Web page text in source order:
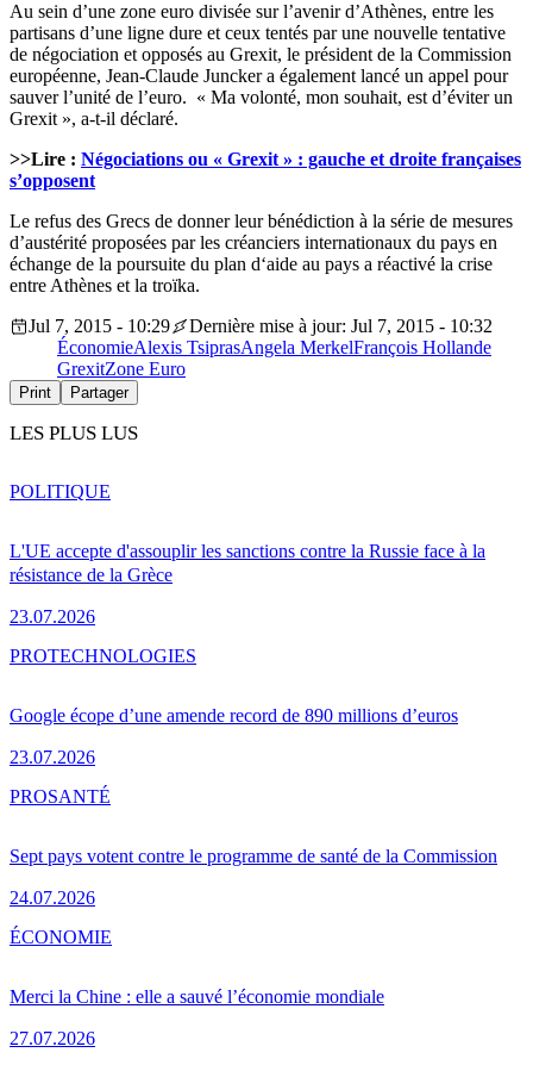
Au sein d’une zone euro divisée sur l’avenir d’Athènes, entre les
partisans d’une ligne dure et ceux tentés par une nouvelle tentative
de négociation et opposés au Grexit, le président de la Commission
européenne, Jean-Claude Juncker a également lancé un appel pour
sauver l’unité de l’euro. « Ma volonté, mon souhait, est d’éviter un
Grexit », a-t-il déclaré.
>>Lire : Négociations ou « Grexit » : gauche et droite françaises
s’opposent
Le refus des Grecs de donner leur bénédiction à la série de mesures
d’austérité proposées par les créanciers internationaux du pays en
échange de la poursuite du plan d‘aide au pays a réactivé la crise
entre Athènes et la troïka.
Jul 7, 2015 - 10:29
Dernière mise à jour: Jul 7, 2015 - 10:32
ÉconomieAlexis TsiprasAngela MerkelFrançois Hollande
GrexitZone Euro
Print Partager
LES PLUS LUS
L'UE accepte d'assouplir les sanctions contre la Russie face à la
résistance de la Grèce
23.07.2026
POLITIQUE
Google écope d’une amende record de 890 millions d’euros
23.07.2026
PROTECHNOLOGIES
Sept pays votent contre le programme de santé de la Commission
24.07.2026
PROSANTÉ
Merci la Chine : elle a sauvé l’économie mondiale
27.07.2026
ÉCONOMIE